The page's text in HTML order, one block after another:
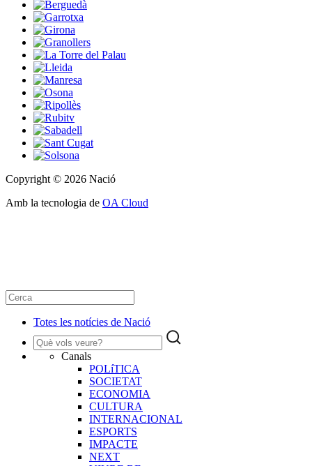
Copyright © 2026 Nació
Amb la tecnologia de OA Cloud
Totes les notícies de Nació
Canals
POLíTICA
SOCIETAT
ECONOMIA
CULTURA
INTERNACIONAL
ESPORTS
IMPACTE
NEXT